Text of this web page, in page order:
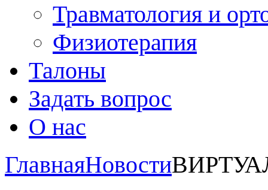
Травматология и
Физиотерапия
Талоны
Задать вопрос
О нас
ГлавнаяНовости